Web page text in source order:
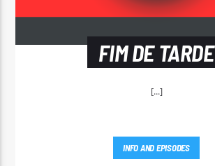
FIM DE TARDE
[...]
INFO AND EPISODES